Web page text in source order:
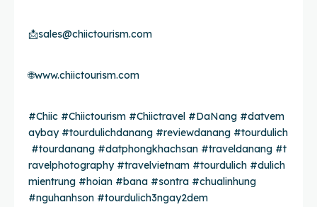
📩sales@chiictourism.com
🌐www.chiictourism.com
#Chiic #Chiictourism #Chiictravel #DaNang #datvem
aybay#tourdulichdanang #reviewdanang #tourdulich
#tourdanang #datphongkhachsan #traveldanang #t
ravelphotography#travelvietnam #tourdulich #dulich
mientrung #hoian #bana #sontra #chualinhung
#nguhanhson #tourdulich3ngay2dem